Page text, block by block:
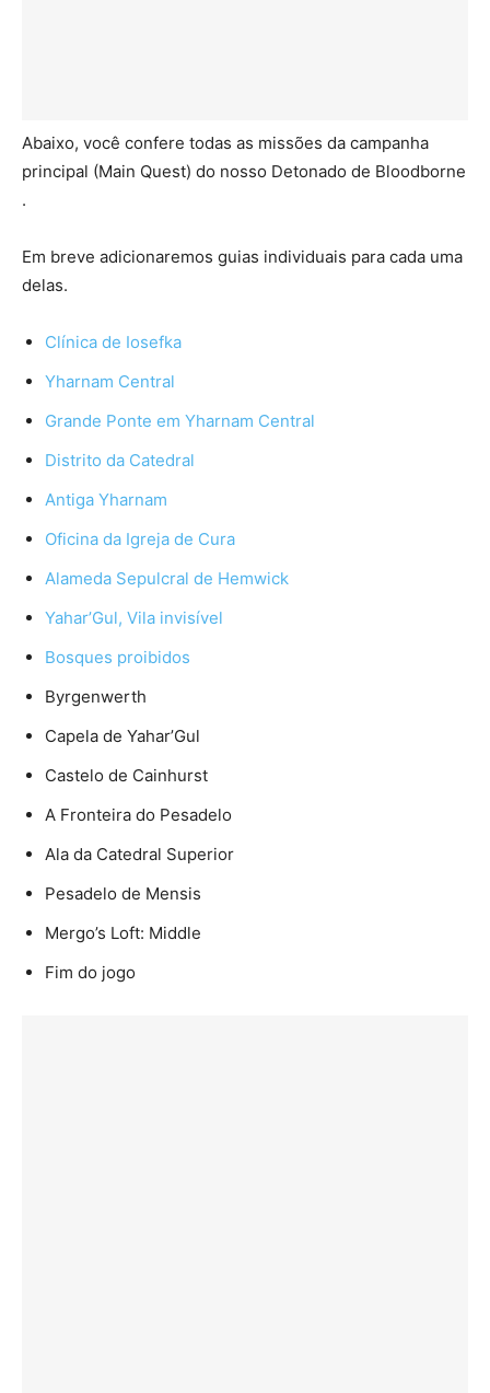
Abaixo, você confere todas as missões da campanha
principal (Main Quest) do nosso Detonado de Bloodborne
.
Em breve adicionaremos guias individuais para cada uma
delas.
Clínica de Iosefka
Yharnam Central
Grande Ponte em Yharnam Central
Distrito da Catedral
Antiga Yharnam
Oficina da Igreja de Cura
Alameda Sepulcral de Hemwick
Yahar’Gul, Vila invisível
Bosques proibidos
Byrgenwerth
Capela de Yahar’Gul
Castelo de Cainhurst
A Fronteira do Pesadelo
Ala da Catedral Superior
Pesadelo de Mensis
Mergo’s Loft: Middle
Fim do jogo